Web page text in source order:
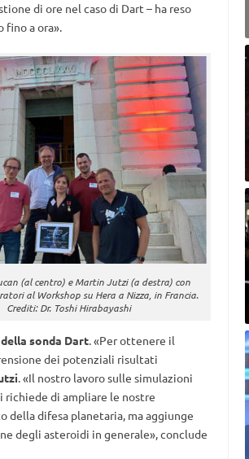
di ore nel caso di Dart – ha reso
fino a ora».
(al centro) e Martin Jutzi (a destra) con
al Workshop su Hera a Nizza, in Francia.
Crediti: Dr. Toshi Hirabayashi
sonda Dart. «Per ottenere il
dei potenziali risultati
. «Il nostro lavoro sulle simulazioni
di ampliare le nostre
della difesa planetaria, ma aggiunge
degli asteroidi in generale», conclude